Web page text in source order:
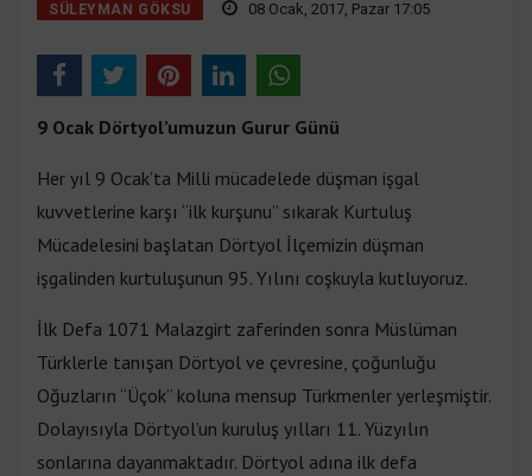
SÜLEYMAN GÖKSU 08 Ocak, 2017, Pazar 17:05
9 Ocak Dörtyol’umuzun Gurur Günü
Her yıl 9 Ocak’ta Milli mücadelede düşman işgal
kuvvetlerine karşı “ilk kurşunu” sıkarak Kurtuluş
Mücadelesini başlatan Dörtyol İlçemizin düşman
işgalinden kurtuluşunun 95. Yılını coşkuyla kutluyoruz.
İlk Defa 1071 Malazgirt zaferinden sonra Müslüman
Türklerle tanışan Dörtyol ve çevresine, çoğunluğu
Oğuzların “Üçok” koluna mensup Türkmenler yerleşmiştir.
Dolayısıyla Dörtyol’un kuruluş yılları 11. Yüzyılın
sonlarına dayanmaktadır. Dörtyol adına ilk defa